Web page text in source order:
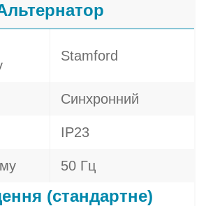
Stamford
Синхронний
IP23
50 Гц
(стандартне)